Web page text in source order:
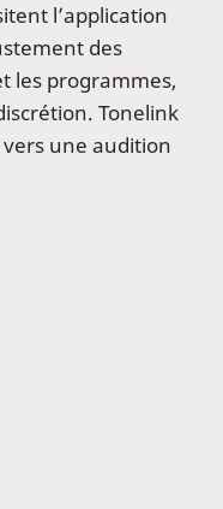
l’application
des
les programmes,
Tonelink
vers une audition